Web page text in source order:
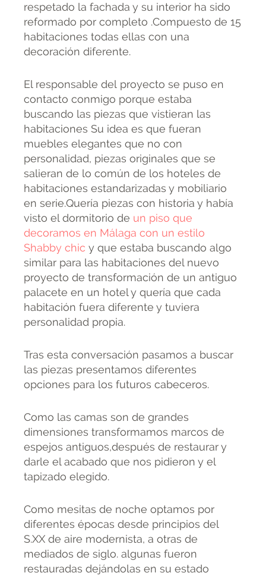
respetado la fachada y su interior ha sido
reformado por completo .Compuesto de 15
habitaciones todas ellas con una
decoración diferente.
El responsable del proyecto se puso en
contacto conmigo porque estaba
buscando las piezas que vistieran las
habitaciones Su idea es que fueran
muebles elegantes que no con
personalidad, piezas originales que se
salieran de lo común de los hoteles de
habitaciones estandarizadas y mobiliario
en serie.Quería piezas con historia y había
visto el dormitorio de un piso que
decoramos en Málaga con un estilo
Shabby chic y que estaba buscando algo
similar para las habitaciones del nuevo
proyecto de transformación de un antiguo
palacete en un hotel y quería que cada
habitación fuera diferente y tuviera
personalidad propia.
Tras esta conversación pasamos a buscar
las piezas presentamos diferentes
opciones para los futuros cabeceros.
Como las camas son de grandes
dimensiones transformamos marcos de
espejos antiguos,después de restaurar y
darle el acabado que nos pidieron y el
tapizado elegido.
Como mesitas de noche optamos por
diferentes épocas desde principios del
S.XX de aire modernista, a otras de
mediados de siglo. algunas fueron
restauradas dejándolas en su estado